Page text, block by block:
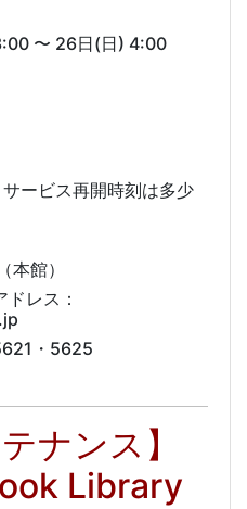
〜 26日(日) 4:00
ービス再開時刻は多少
本館）
ス：
5625
ナンス】
Library